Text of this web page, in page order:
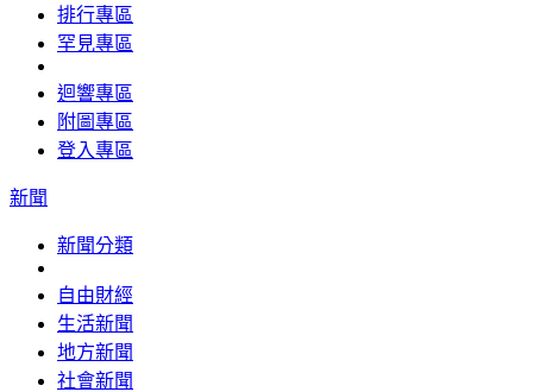
排行專區
罕見專區
迴響專區
附圖專區
登入專區
新聞
新聞分類
自由財經
生活新聞
地方新聞
社會新聞